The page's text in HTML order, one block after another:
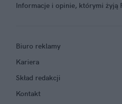
Informacje i opinie, którymi żyją
Biuro reklamy
Kariera
Skład redakcji
Kontakt